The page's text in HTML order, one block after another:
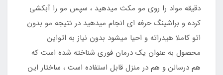
دقیقه مواد را روی مو مکث میدهید ، سپس مو را آبکشی
کرده و براشینگ حرفه ای انجام میدهید در نتیجه مو بدون
اتو کاملا هیدراته و احیا میشود بدون نیاز به اتواین
محصول به عنوان یک درمان فوری شناخته شده است که
هم درسالن و هم در منزل قابل استفاده است ، ساختار این